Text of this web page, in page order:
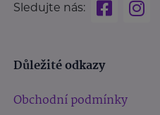
Sledujte nás:
Důležité odkazy
Obchodní podmínky